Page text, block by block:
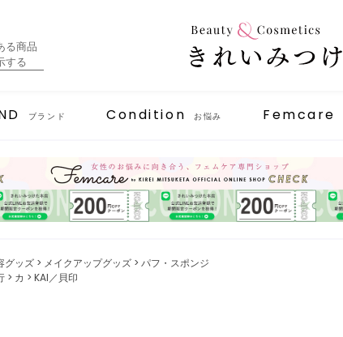
る商品
する
ブランド Condition お悩み Femcare
グッズ メイクアップグッズ
パフ・スポンジ
カ KAI／貝印